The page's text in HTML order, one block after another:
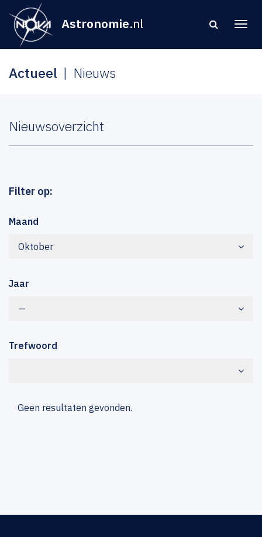
Astronomie.nl
Actueel Nieuws
Nieuwsoverzicht
Filter op:
Maand
Oktober
Jaar
—
Trefwoord
Geen resultaten gevonden.